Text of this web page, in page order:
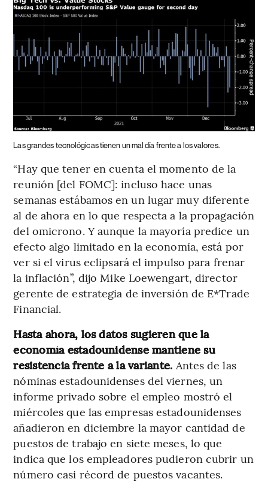
Las grandes tecnológicas tienen un mal día frente a los valores.
“Hay que tener en cuenta el momento de la
reunión [del FOMC]: incluso hace unas
semanas estábamos en un lugar muy diferente
al de ahora en lo que respecta a la propagación
del omicrono. Y aunque la mayoría predice un
efecto algo limitado en la economía, está por
ver si el virus eclipsará el impulso para frenar
la inflación”, dijo Mike Loewengart, director
gerente de estrategia de inversión de E*Trade
Financial.
Hasta ahora, los datos sugieren que la
economía estadounidense mantiene su
resistencia frente a la variante. Antes de las
nóminas estadounidenses del viernes, un
informe privado sobre el empleo mostró el
miércoles que las empresas estadounidenses
añadieron en diciembre la mayor cantidad de
puestos de trabajo en siete meses, lo que
indica que los empleadores pudieron cubrir un
número casi récord de puestos vacantes.